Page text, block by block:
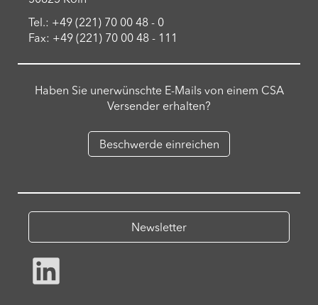
Tel.: +49 (221) 70 00 48 - 0
Fax: +49 (221) 70 00 48 - 111
Haben Sie unerwünschte E-Mails von einem CSA
Versender erhalten?
Beschwerde einreichen
Newsletter